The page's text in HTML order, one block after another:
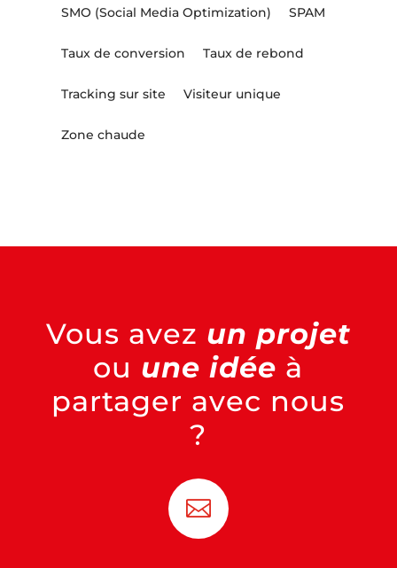
SMO (Social Media Optimization) SPAM
Taux de conversion Taux de rebond
Tracking sur site Visiteur unique
Zone chaude
Vous avez un projet
ou une idée à
partager avec nous
?
